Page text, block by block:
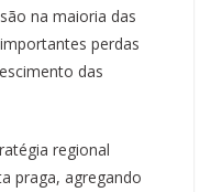
na maioria das
perdas
das
regional
praga, agregando